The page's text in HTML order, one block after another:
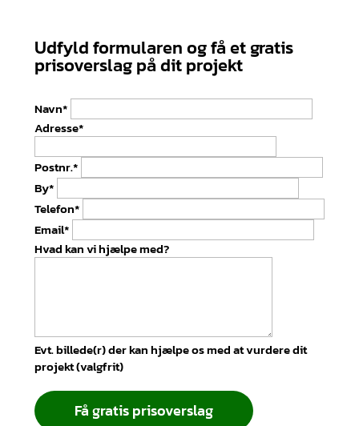
Udfyld formularen og få et gratis
prisoverslag på dit projekt
Navn*
Adresse*
Postnr.*
By*
Telefon*
Email*
Hvad kan vi hjælpe med?
Evt. billede(r) der kan hjælpe os med at vurdere dit
projekt (valgfrit)
Få gratis prisoverslag